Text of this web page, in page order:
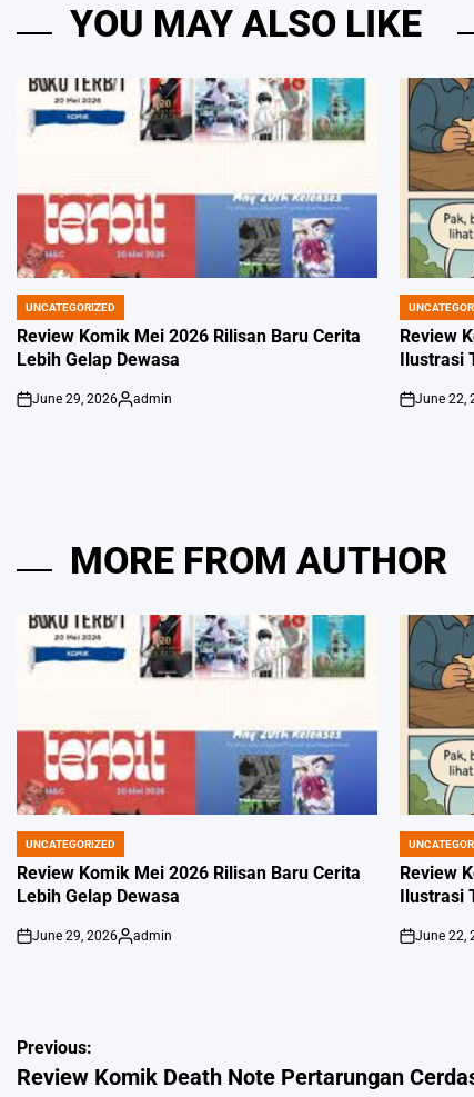
YOU MAY ALSO LIKE
POSTED
IN
UNCATEGORIZED
Review Komik Mei 2026 Rilisan Baru Cerita
Lebih Gelap Dewasa
on
June 29, 2026
Posted
admin
POSTED
INReview
Ilustrasi
on
June 22,
MORE FROM AUTHOR
POSTED
IN
UNCATEGORIZED
Review Komik Mei 2026 Rilisan Baru Cerita
Lebih Gelap Dewasa
on
June 29, 2026
Posted
admin
POSTED
INReview
Ilustrasi
on
June 22,
Post
navigation
Previous:
Review Komik Death Note Pertarungan